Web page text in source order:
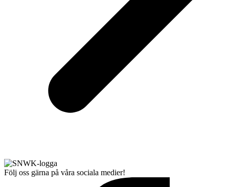
Följ oss gärna på våra sociala medier!